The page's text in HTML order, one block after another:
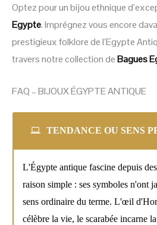
Optez pour un bijou ethnique
Egypte. Imprégnez vous encore
prestigieux folklore de l’Egypte
travers notre collection deBagues
FAQ – BIJOUX ÉGYPTE ANTIQUE
TENDANCE OU SENS
L'Égypte antique fascine depuis
raison simple : ses symboles n'ont
sens ordinaire du terme. L'œil
célèbre la vie, le scarabée incarne